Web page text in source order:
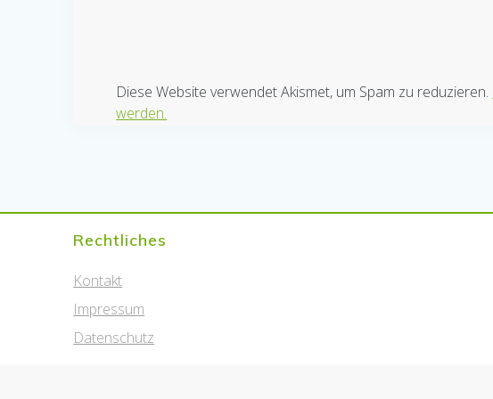
Diese Website verwendet Akismet, um Spam zu reduzieren.
werden.
Rechtliches
Kontakt
Impressum
Datenschutz